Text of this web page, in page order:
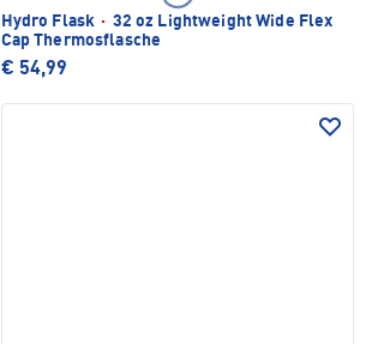
Hydro Flask · 32 oz Lightweight Wide Flex
Cap Thermosflasche
€ 54,99